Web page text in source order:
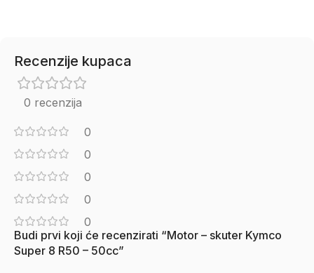
Recenzije kupaca
0 recenzija
0
0
0
0
0
Budi prvi koji će recenzirati “Motor – skuter Kymco
Super 8 R50 – 50cc”